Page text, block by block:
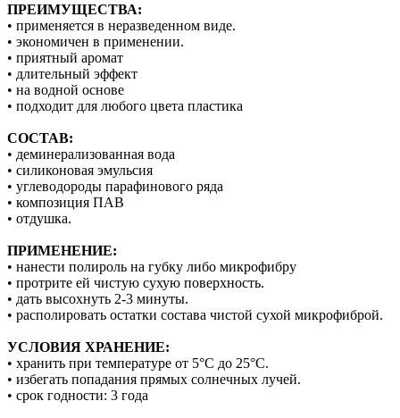
ПРЕИМУЩЕСТВА:
• применяется в неразведенном виде.
• экономичен в применении.
• приятный аромат
• длительный эффект
• на водной основе
• подходит для любого цвета пластика
СОСТАВ:
• деминерализованная вода
• силиконовая эмульсия
• углеводороды парафинового ряда
• композиция ПАВ
• отдушка.
ПРИМЕНЕНИЕ:
• нанести полироль на губку либо микрофибру
• протрите ей чистую сухую поверхность.
• дать высохнуть 2-3 минуты.
• располировать остатки состава чистой сухой микрофиброй.
УСЛОВИЯ ХРАНЕНИЕ:
• хранить при температуре от 5°С до 25°С.
• избегать попадания прямых солнечных лучей.
• срок годности: 3 года